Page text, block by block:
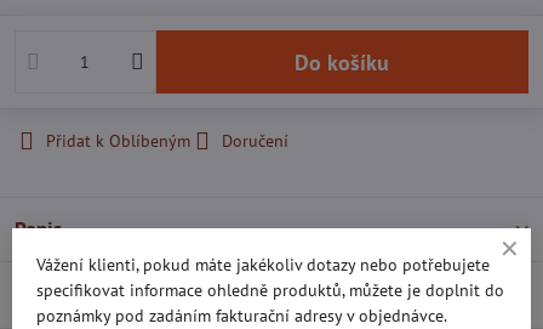
Do košíku
Přidat k Oblíbeným Doručení
Popis
Recenze 0
Vážení klienti, pokud máte jakékoliv dotazy nebo potřebujete
specifikovat informace ohledně produktů, můžete je doplnit do
poznámky pod zadáním fakturační adresy v objednávce.